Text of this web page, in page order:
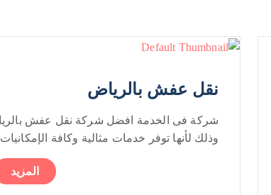
نقل عفش بالرياض
شركة فى الخدمة افضل شركة نقل عفش
وذلك لأنها توفر خدمات مثالية وكافة
المزيد